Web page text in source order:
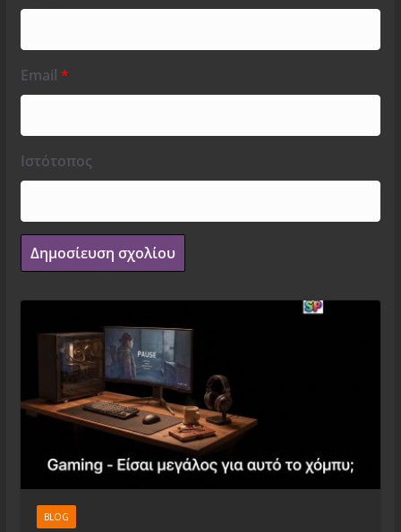
Email *
Ιστότοπος
BLOG